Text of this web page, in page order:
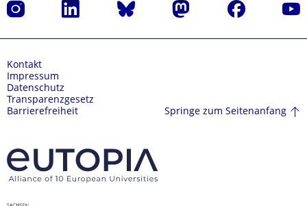
Instagram LinkedIn Bluesky Mastodon Facebook
Kontakt
Impressum
Datenschutz
Transparenzgesetz
Barrierefreiheit
Springe zum Seitenanfang